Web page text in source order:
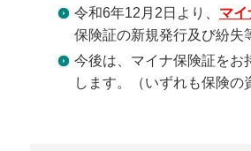
令和6年12月2日より、 マイ
保険証の新規発行及び紛失
今後は、マイナ保険証をお
します。（いずれも保険の